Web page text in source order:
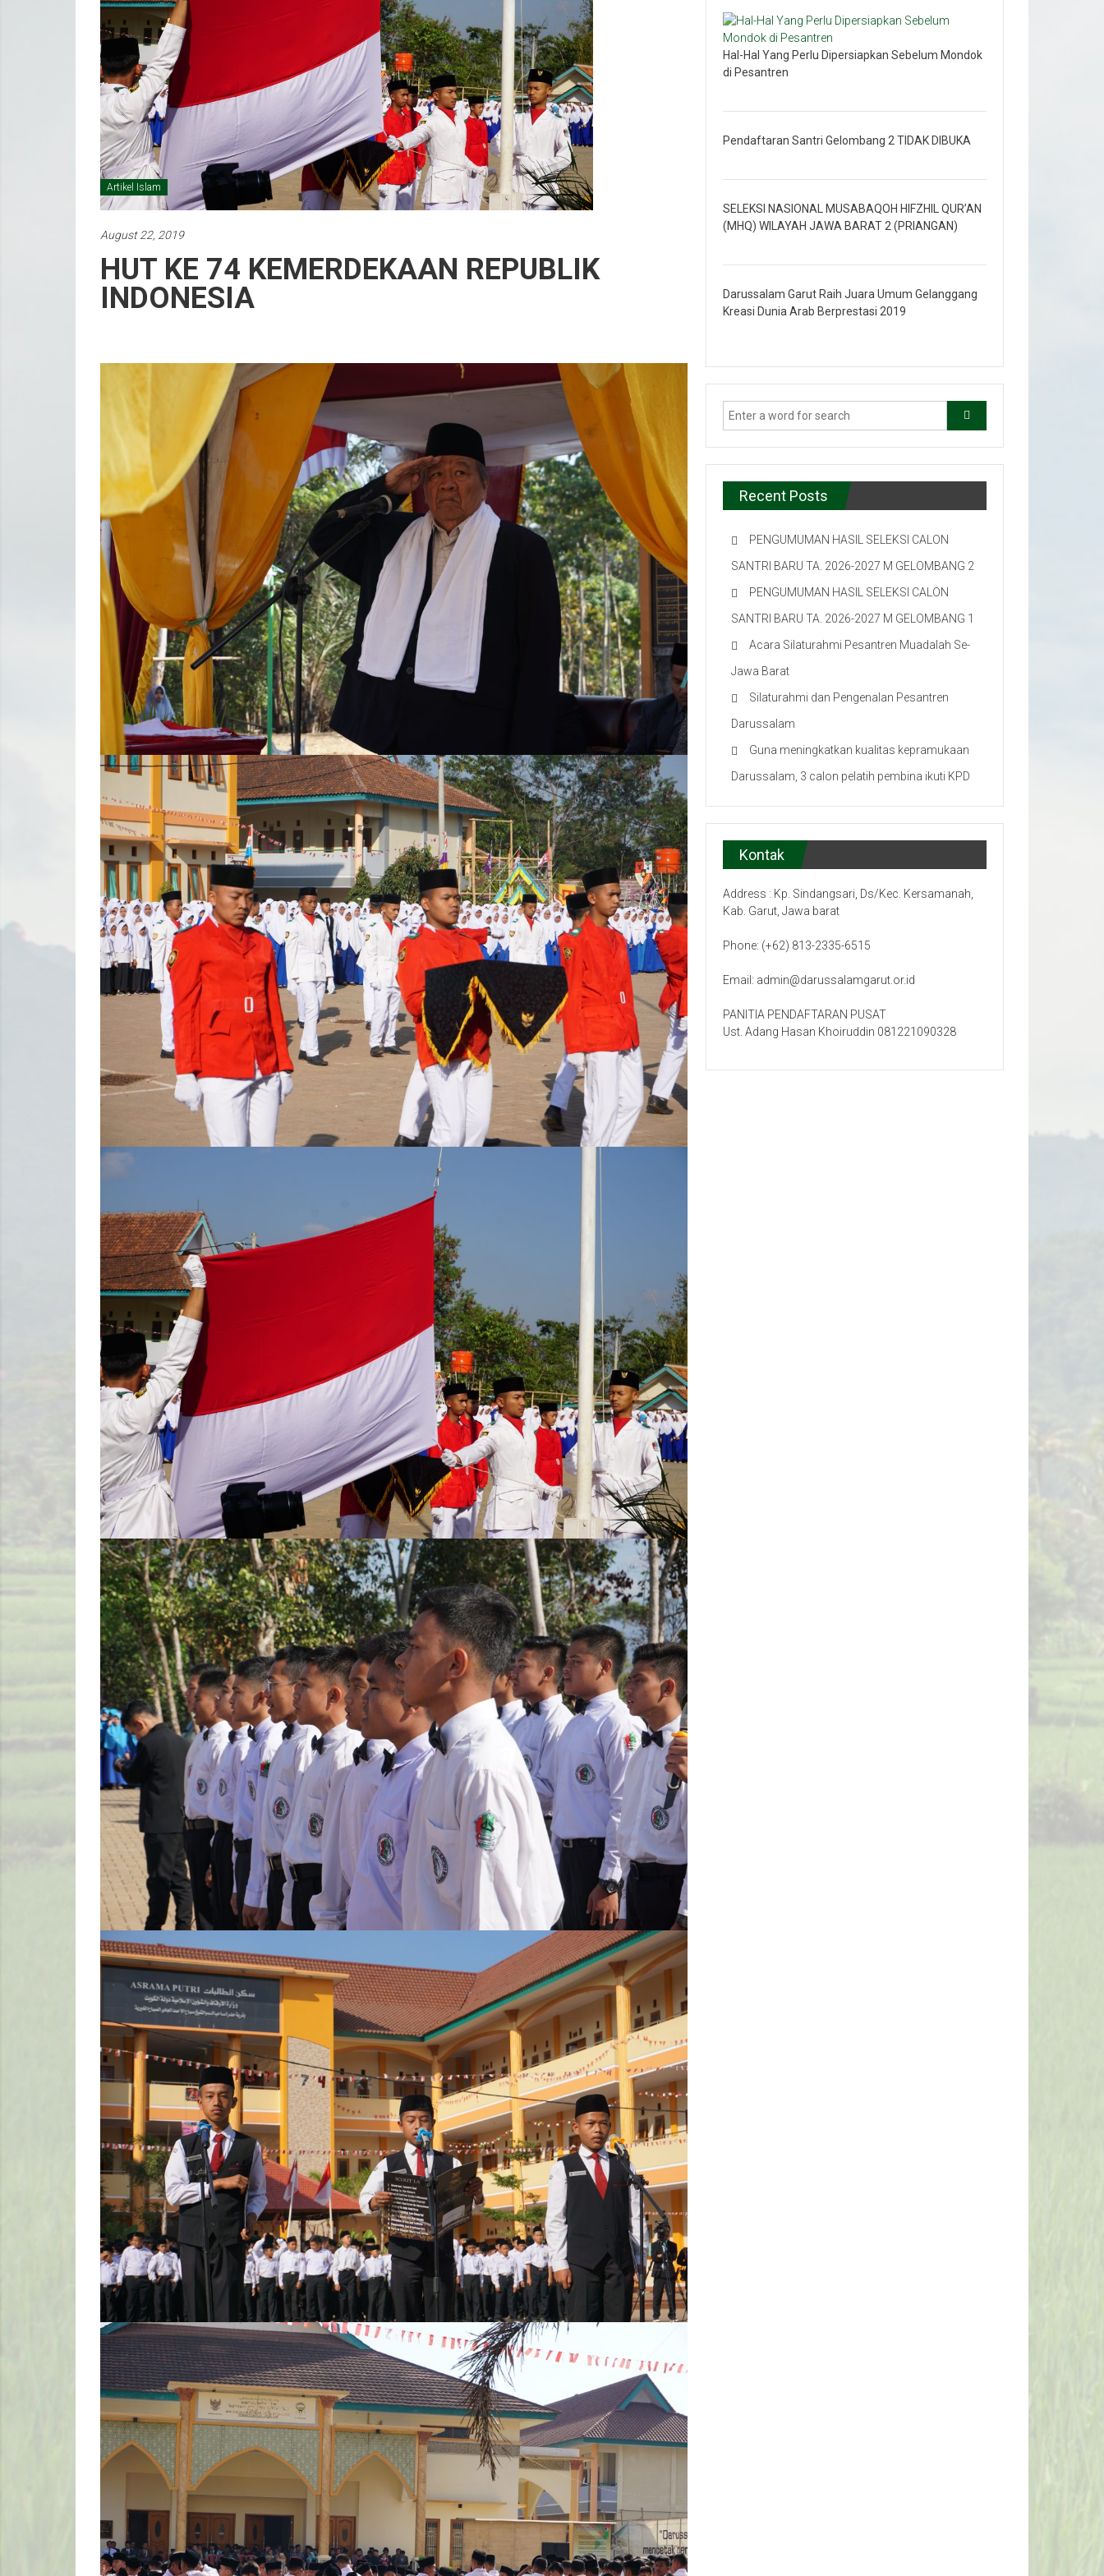
Artikel Islam
August 22, 2019
HUT KE 74 KEMERDEKAAN REPUBLIK
INDONESIA
Hal-Hal Yang Perlu Dipersiapkan Sebelum Mondok
di Pesantren
Pendaftaran Santri Gelombang 2 TIDAK DIBUKA
SELEKSI NASIONAL MUSABAQOH HIFZHIL QUR’AN
(MHQ) WILAYAH JAWA BARAT 2 (PRIANGAN)
Darussalam Garut Raih Juara Umum Gelanggang
Kreasi Dunia Arab Berprestasi 2019
Recent Posts
PENGUMUMAN HASIL SELEKSI CALON
SANTRI BARU TA. 2026-2027 M GELOMBANG 2
PENGUMUMAN HASIL SELEKSI CALON
SANTRI BARU TA. 2026-2027 M GELOMBANG 1
Acara Silaturahmi Pesantren Muadalah Se-
Jawa Barat
Silaturahmi dan Pengenalan Pesantren
Darussalam
Guna meningkatkan kualitas kepramukaan
Darussalam, 3 calon pelatih pembina ikuti KPD
Kontak
Address : Kp. Sindangsari, Ds/Kec. Kersamanah,
Kab. Garut, Jawa barat
Phone: (+62) 813-2335-6515
Email: admin@darussalamgarut.or.id
PANITIA PENDAFTARAN PUSAT
Ust. Adang Hasan Khoiruddin 081221090328